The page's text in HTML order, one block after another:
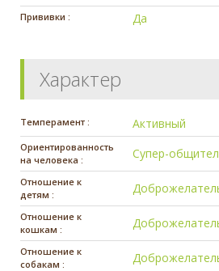
Прививки : Да
Характер
Темперамент : Активный
Ориентированность
на человека :
Супер-
Отношение к
детям :
Отношение к
кошкам :
Отношение к
собакам :